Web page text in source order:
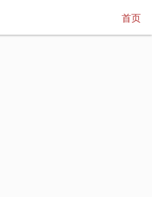
首页